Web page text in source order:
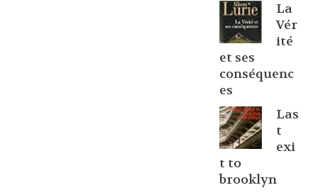
La
Vér
ité
et ses
conséquenc
es
Las
t
exi
t to
brooklyn